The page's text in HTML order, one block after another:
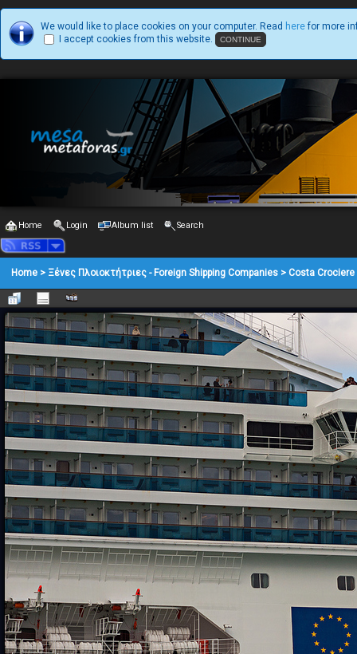
We would like to place cookies on your computer. Read here for more
I accept cookies from this website.
Home Login Album list Search
Home > Ξένες Πλοιοκτήτριες - Foreign Shipping Companies > Costa Crociere